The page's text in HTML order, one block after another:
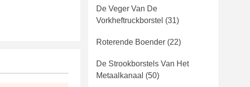
De Veger Van De
Vorkheftruckborstel (31)
Roterende Boender (22)
De Strookborstels Van Het
Metaalkanaal (50)